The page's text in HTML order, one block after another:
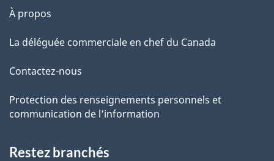
À propos
La déléguée commerciale en chef du Canada
Contactez-nous
Protection des renseignements personnels et
communication de l’information
Restez branchés